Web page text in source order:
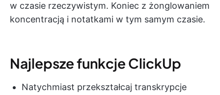
w czasie rzeczywistym. Koniec z żonglowaniem
koncentracją i notatkami w tym samym czasie.
Najlepsze funkcje ClickUp
Natychmiast przekształcaj transkrypcje